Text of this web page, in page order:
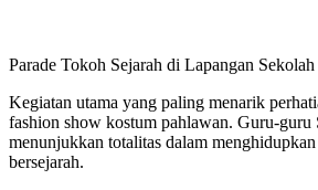
Parade Tokoh Sejarah di Lapangan Sekolah
Kegiatan utama yang paling menarik
fashion show kostum pahlawan. Guru-
menunjukkan totalitas dalam
bersejarah.